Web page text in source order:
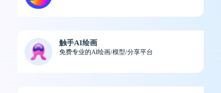
触手AI绘画
免费专业的AI绘画/模型/分享平台